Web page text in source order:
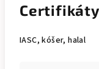
Certifikáty
IASC, kóšer, halal